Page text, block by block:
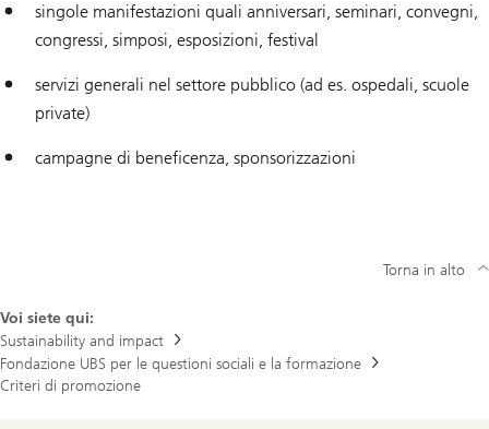
singole manifestazioni quali anniversari, seminari, convegni,
congressi, simposi, esposizioni, festival
servizi generali nel settore pubblico (ad es. ospedali, scuole
private)
campagne di beneficenza, sponsorizzazioni
Voi siete qui:
Sustainability and impact
Fondazione UBS per le questioni sociali e la formazione
Criteri di promozione
Torna in alto